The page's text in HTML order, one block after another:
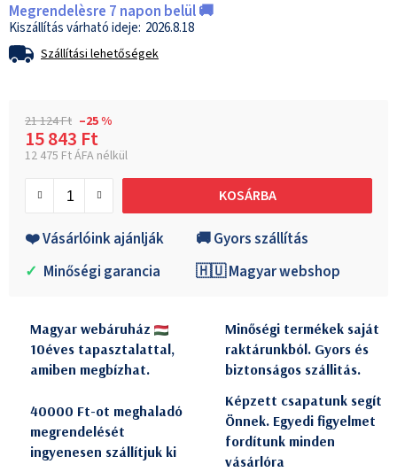
Megrendelèsre 7 napon belül 🚚
2026.8.18
Szállítási lehetőségek
21 124 Ft –25 %
15 843 Ft
12 475 Ft ÁFA nélkül
KOSÁRBA
❤️ Vásárlóink ajánlják
🚚 Gyors szállítás
✓ Minőségi garancia 🇭🇺 Magyar webshop
Magyar webáruház
10éves tapasztalattal,
amiben megbízhat.
Minőségi termékek saját
raktárunkból. Gyors és
biztonságos szállitás.
40000 Ft-ot meghaladó
megrendelését
ingyenesen szállítjuk ki
Képzett csapatunk segít
Önnek. Egyedi figyelmet
fordítunk minden
vásárlóra